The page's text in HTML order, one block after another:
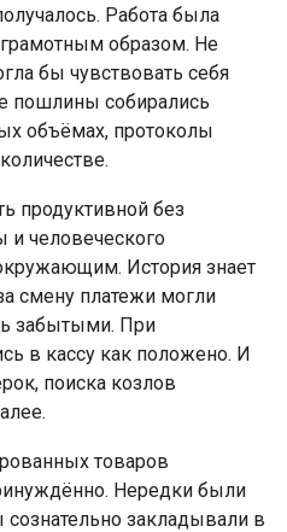
Работа была
грамотным образом. Не
бы чувствовать себя
пошлины собирались
объёмах, протоколы
продуктивной без
и человеческого
История знает
смену платежи могли
забытыми. При
в кассу как положено. И
поиска козлов
товаров
Нередки были
закладывали в